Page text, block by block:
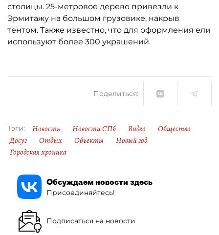
столицы. 25-метровое дерево привезли к
Эрмитажу на большом грузовике, накрыв
тентом. Также известно, что для оформления ели
используют более 300 украшений.
Поделиться:
Тэги: Новость Новости СПб Видео
Общество
Досуг
Отдых Объекты
Новый год
Городская хроника
Обсуждаем новости здесь
Присоединяйтесь!
Подписаться на новости